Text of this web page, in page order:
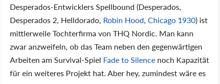
Desperados-Entwicklers Spellbound (Desperados,
Desperados 2, Helldorado, Robin Hood, Chicago 1930) ist
mittlerweile Tochterfirma von THQ Nordic. Man kann
zwar anzweifeln, ob das Team neben den gegenwärtigen
Arbeiten am Survival-Spiel Fade to Silence noch Kapazität
für ein weiteres Projekt hat. Aber hey, zumindest wäre es